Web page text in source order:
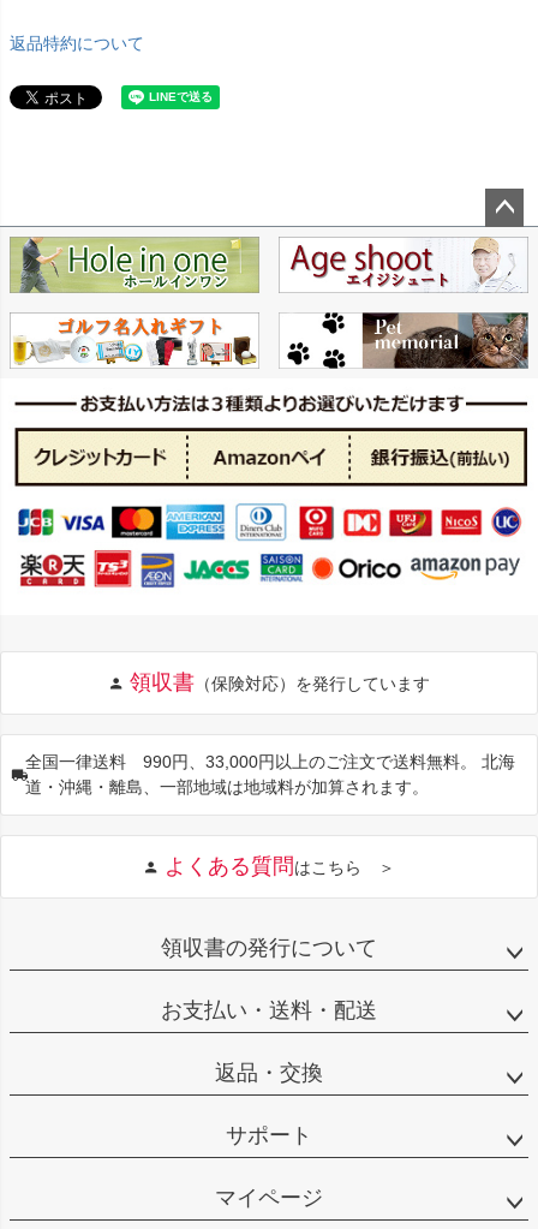
返品特約について
ペー
ジト
ップ
へ
領収書 （保険対応）を発行しています
全国一律送料 990円、33,000円以上のご注文で送料無料。 北海
道・沖縄・離島、一部地域は地域料が加算されます。
よくある質問はこちら ＞
領収書の発行について
お支払い・送料・配送
返品・交換
サポート
マイページ